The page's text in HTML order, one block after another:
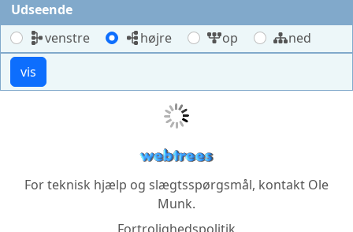
Udseende
venstre
højre op ned
For teknisk hjælp og slægtsspørgsmål, kontakt Ole
Munk.